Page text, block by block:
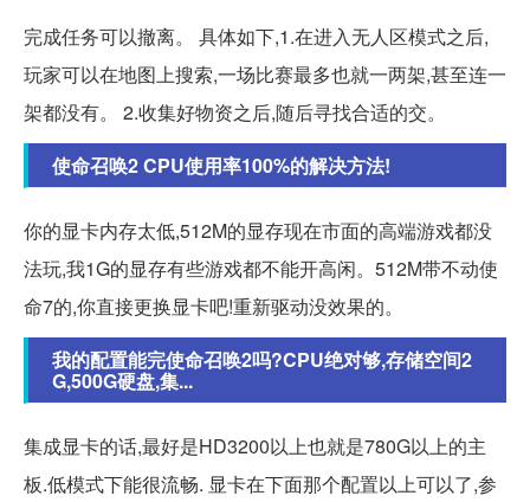
完成任务可以撤离。 具体如下,1.在进入无人区模式之后,
玩家可以在地图上搜索,一场比赛最多也就一两架,甚至连一
架都没有。 2.收集好物资之后,随后寻找合适的交。
使命召唤2 CPU使用率100%的解决方法!
你的显卡内存太低,512M的显存现在市面的高端游戏都没
法玩,我1G的显存有些游戏都不能开高闲。512M带不动使
命7的,你直接更换显卡吧!重新驱动没效果的。
我的配置能完使命召唤2吗?CPU绝对够,存储空间2
G,500G硬盘,集...
集成显卡的话,最好是HD3200以上也就是780G以上的主
板.低模式下能很流畅. 显卡在下面那个配置以上可以了,参